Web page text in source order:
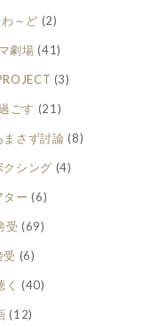
～ど (2)
劇場 (41)
(3)
ごす (21)
まさず討論 (8)
クシング (4)
ター (6)
受 (69)
受 (6)
(40)
(12)